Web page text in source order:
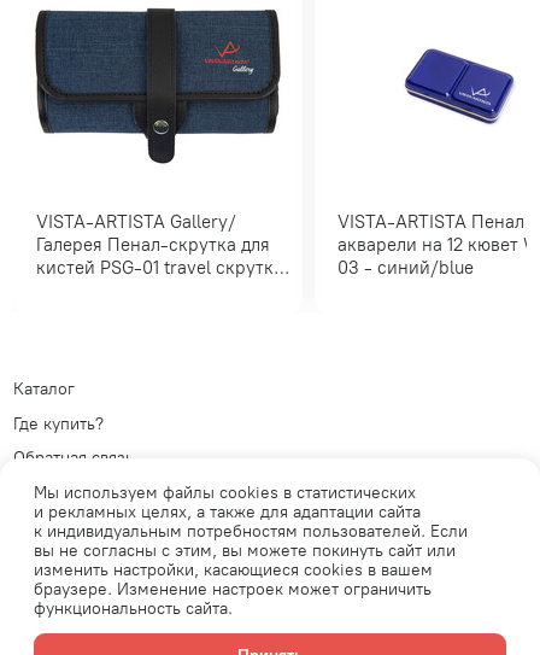
VISTA-ARTISTA Gallery/
Галерея Пенал-скрутка для
кистей PSG-01 travel скрутка/
VISTA-ARTISTA Пенал для
акварели на 12 кювет WMB-12
03 - синий/blue
Каталог
Где купить?
Обратная связь
Политика обработки
персональных данных
Публичная оферта
Телеграм
ВКонтакте
адрес: 105554, г.Москва, ул. 11-я Парковая, д. 9/35, этаж 1, помещение
Мы используем файлы cookies в статистических
и рекламных целях, а также для адаптации сайта
к индивидуальным потребностям пользователей. Если
вы не согласны с этим, вы можете покинуть сайт или
изменить настройки, касающиеся cookies в вашем
браузере. Изменение настроек может ограничить
функциональность сайта.